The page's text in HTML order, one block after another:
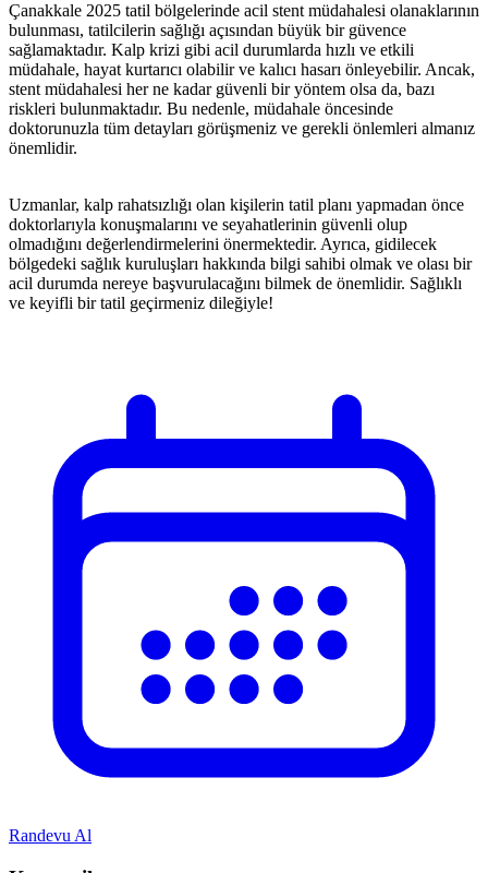
Çanakkale 2025 tatil bölgelerinde acil stent müdahalesi olanaklarının
bulunması, tatilcilerin sağlığı açısından büyük bir güvence
sağlamaktadır. Kalp krizi gibi acil durumlarda hızlı ve etkili
müdahale, hayat kurtarıcı olabilir ve kalıcı hasarı önleyebilir. Ancak,
stent müdahalesi her ne kadar güvenli bir yöntem olsa da, bazı
riskleri bulunmaktadır. Bu nedenle, müdahale öncesinde
doktorunuzla tüm detayları görüşmeniz ve gerekli önlemleri almanız
önemlidir.
Uzmanlar, kalp rahatsızlığı olan kişilerin tatil planı yapmadan önce
doktorlarıyla konuşmalarını ve seyahatlerinin güvenli olup
olmadığını değerlendirmelerini önermektedir. Ayrıca, gidilecek
bölgedeki sağlık kuruluşları hakkında bilgi sahibi olmak ve olası bir
acil durumda nereye başvurulacağını bilmek de önemlidir. Sağlıklı
ve keyifli bir tatil geçirmeniz dileğiyle!
Randevu Al